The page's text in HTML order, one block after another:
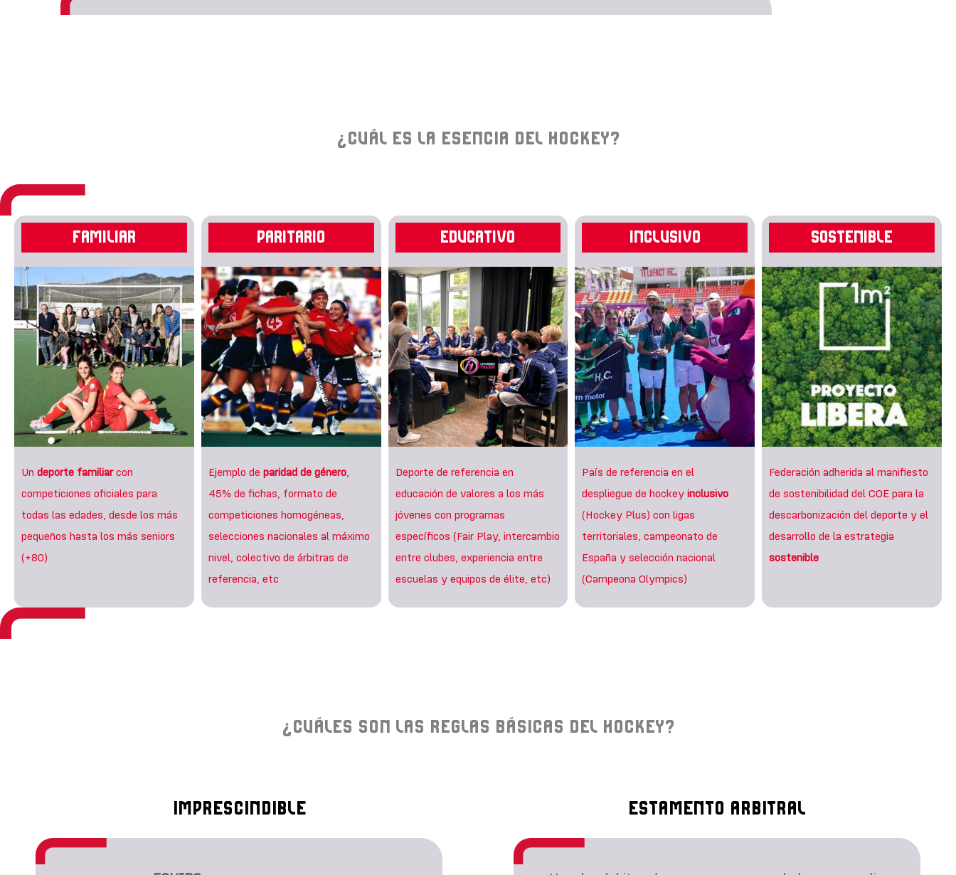
¿CUÁL ES LA ESENCIA DEL HOCKEY?
FAMILIAR
Un deporte familiarcon
competiciones oficiales para
todas las edades, desde los más
pequeños hasta los más seniors
(+80)
PARITARIO
Ejemplo de paridad de género,
45% de fichas, formato de
competiciones homogéneas,
selecciones nacionales al máximo
nivel, colectivo de árbitras de
referencia, etc
EDUCATIVO
Deporte de referencia en
educación de valores a los más
jóvenes con programas
específicos (Fair Play, intercambio
entre clubes, experiencia entre
escuelas y equipos de élite, etc)
INCLUSIVO
País de referencia en el
despliegue de hockeyinclusivo
(Hockey Plus) con ligas
territoriales, campeonato de
España y selección nacional
(Campeona Olympics)
SOSTENIBLE
Federación adherida al manifiesto
de sostenibilidad del COE para la
descarbonización del deporte y el
desarrollo de la estrategia
sostenible
¿CUÁLES SON LAS REGLAS BÁSICAS DEL HOCKEY?
IMPRESCINDIBLE ESTAMENTO ARBITRAL